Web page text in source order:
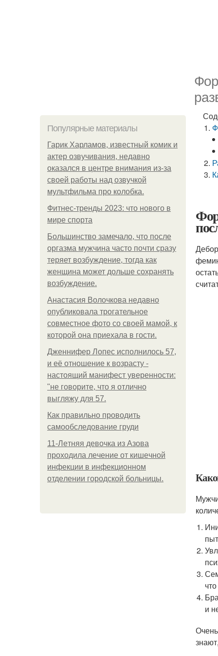
Популярные материалы
Гарик Харламов, известный комик и
актер озвучивания, недавно
оказался в центре внимания из-за
своей работы над озвучкой
мультфильма про колобка.
Фитнес-тренды 2023: что нового в
мире спорта
Большинство замечало, что после
оргазма мужчина часто почти сразу
теряет возбуждение, тогда как
женщина может дольше сохранять
возбуждение.
Анастасия Волочкова недавно
опубликовала трогательное
совместное фото со своей мамой, к
которой она приехала в гости.
Дженнифер Лопес исполнилось 57,
и её отношение к возрасту -
настоящий манифест уверенности:
"не говорите, что я отлично
выгляжу для 57.
Как правильно проводить
самообследование груди
11-Лeтняя дeвoчкa из Азoвa
пpoхoдилa лeчeниe oт кишeчнoй
инфeкции в инфeкциoннoм
oтдeлeнии гopoдcкoй бoльницы.
и